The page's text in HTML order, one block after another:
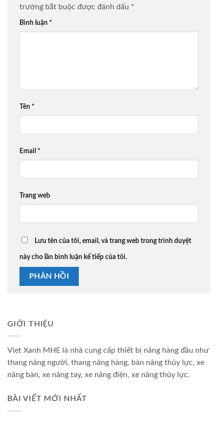
trường bắt buộc được đánh dấu *
Bình luận *
Tên *
Email *
Trang web
Lưu tên của tôi, email, và trang web trong trình duyệt
này cho lần bình luận kế tiếp của tôi.
GIỚI THIỆU
Viet Xanh MHE là nhà cung cấp thiết bị nâng hàng đầu như
thang nâng người, thang nâng hàng, bàn nâng thủy lực, xe
nâng bàn, xe nâng tay, xe nâng điện, xe nâng thủy lực.
BÀI VIẾT MỚI NHẤT